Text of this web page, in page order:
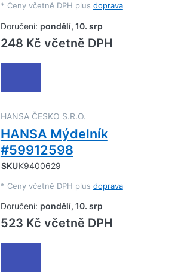
* Ceny včetně DPH plus doprava
Doručení: pondělí, 10. srp
248 Kč včetně DPH
HANSA ČESKO S.R.O.
HANSA Mýdelník
#59912598
SKUK9400629
* Ceny včetně DPH plus doprava
Doručení: pondělí, 10. srp
523 Kč včetně DPH